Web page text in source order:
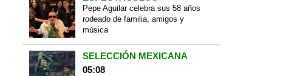
Pepe Aguilar celebra sus 58 años
rodeado de familia, amigos y
música
SELECCIÓN MEXICANA
05:08